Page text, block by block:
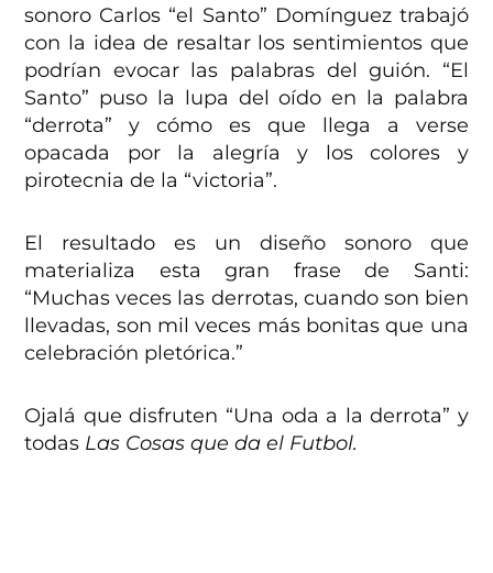
sonoro Carlos “el Santo” Domínguez trabajó
con la idea de resaltar los sentimientos que
podrían evocar las palabras del guión. “El
Santo” puso la lupa del oído en la palabra
“derrota” y cómo es que llega a verse
opacada por la alegría y los colores y
pirotecnia de la “victoria”.
El resultado es un diseño sonoro que
materializa esta gran frase de Santi:
“Muchas veces las derrotas, cuando son bien
llevadas, son mil veces más bonitas que una
celebración pletórica.”
Ojalá que disfruten “Una oda a la derrota” y
todas Las Cosas que da el Futbol.